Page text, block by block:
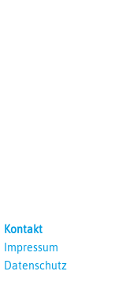
Kontakt
Impressum
Datenschutz